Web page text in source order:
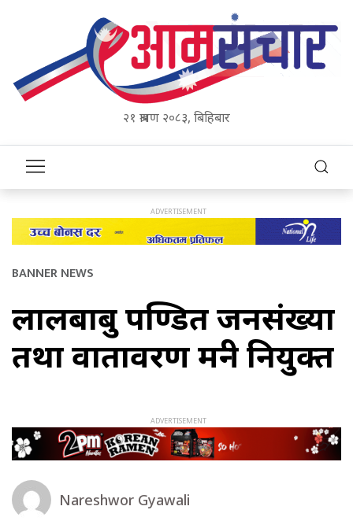
२१ श्रावण २०८३, बिहिबार
BANNER NEWS
लालबाबु पण्डित जनसंख्या
तथा वातावरण मन्त्री नियुक्त
Nareshwor Gyawali